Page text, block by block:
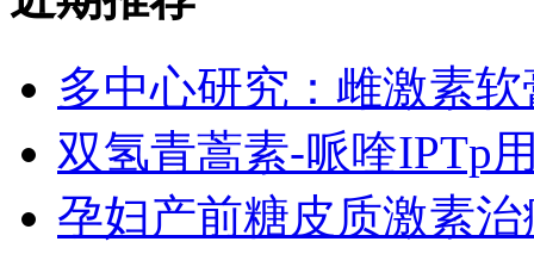
多中心研究：雌激素
双氢青蒿素-哌喹IPTp
孕妇产前糖皮质激素